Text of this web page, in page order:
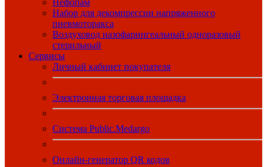
Нефопам
Набор для декомпрессии напряженного
пневмоторакса
Воздуховод назофарингеальный одноразовый
стерильный
Сервисы
Личный кабинет покупателя
Электронная торговая площадка
Система Public.Medargo
Онлайн-генератор QR кодов